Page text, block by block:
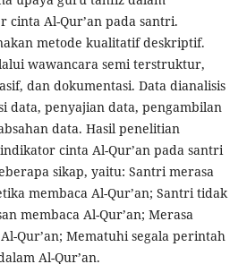
cinta Al-Qur’an pada santri.
metode kualitatif deskriptif.
wawancara semi terstruktur,
dan dokumentasi. Data dianalisis
data, penyajian data, pengambilan
data. Hasil penelitian
cinta Al-Qur’an pada santri
sikap, yaitu: Santri merasa
membaca Al-Qur’an; Santri tidak
membaca Al-Qur’an; Merasa
Qur’an; Mematuhi segala perintah
Al-Qur’an.